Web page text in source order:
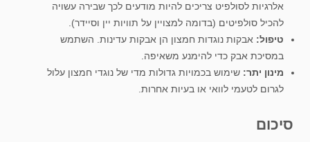
אלרגיות לסולפיט צריכים להיות מודעים לכך שבירה עשויה
להכיל סולפיטים (בדומה למצויין על תוויות יין וסיידר).
טיפול: אבקות נוגדות חמצון הן אבקות עדינות. השתמש
במסיכת אבק כדי להימנע משאיפה.
מינון יתר: שימוש בכמויות גדולות מדי של נוגדי חמצון עלול
לגרום לטעמי לוואי או בעיות אחרות.
סיכום